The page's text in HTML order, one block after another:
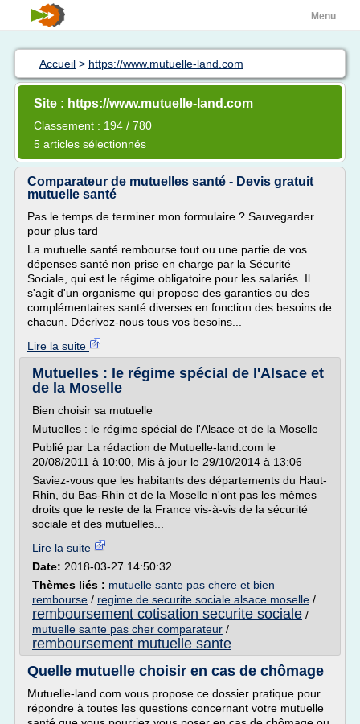
Menu
Accueil > https://www.mutuelle-land.com
Site : https://www.mutuelle-land.com
Classement : 194 / 780
5 articles sélectionnés
Comparateur de mutuelles santé - Devis gratuit
mutuelle santé
Pas le temps de terminer mon formulaire ? Sauvegarder
pour plus tard
La mutuelle santé rembourse tout ou une partie de vos
dépenses santé non prise en charge par la Sécurité
Sociale, qui est le régime obligatoire pour les salariés. Il
s'agit d'un organisme qui propose des garanties ou des
complémentaires santé diverses en fonction des besoins de
chacun. Décrivez-nous tous vos besoins...
Lire la suite
Mutuelles : le régime spécial de l'Alsace et
de la Moselle
Bien choisir sa mutuelle
Mutuelles : le régime spécial de l'Alsace et de la Moselle
Publié par La rédaction de Mutuelle-land.com le
20/08/2011 à 10:00, Mis à jour le 29/10/2014 à 13:06
Saviez-vous que les habitants des départements du Haut-
Rhin, du Bas-Rhin et de la Moselle n'ont pas les mêmes
droits que le reste de la France vis-à-vis de la sécurité
sociale et des mutuelles...
Lire la suite
Date: 2018-03-27 14:50:32
Thèmes liés : mutuelle sante pas chere et bien
rembourse / regime de securite sociale alsace moselle /
remboursement cotisation securite sociale /
mutuelle sante pas cher comparateur /
remboursement mutuelle sante
Quelle mutuelle choisir en cas de chômage
Mutuelle-land.com vous propose ce dossier pratique pour
répondre à toutes les questions concernant votre mutuelle